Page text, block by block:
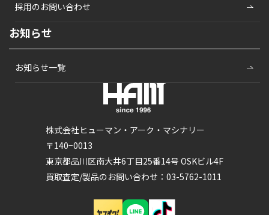
株式会社ヒューマン・アーク・マシナリー
〒140−0013
東京都品川区南大井6丁目25番14号 OSKビル4F
買取査定/製品のお問い合わせ：03-5762-1011
採用のお問い合わせ
お知らせ
お知らせ一覧